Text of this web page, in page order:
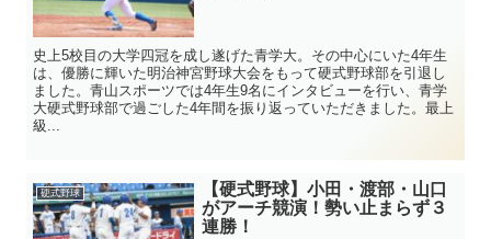
史上5校目の大学四冠を成し遂げた青学大。その中心にいた4年生
は、優勝に輝いた明治神宮野球大会をもって硬式野球部を引退し
ました。青山スポーツでは4年生9名にインタビューを行い、青学
大硬式野球部で過ごした4年間を振り返っていただきました。最上
級...
硬式野球
【硬式野球】小田・渡部・山口
がアーチ競演！勢い止まらず３
連勝！